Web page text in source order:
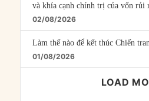
và khía cạnh chính trị của vốn rủi
02/08/2026
Làm thế nào để kết thúc Chiến
01/08/2026
LOAD